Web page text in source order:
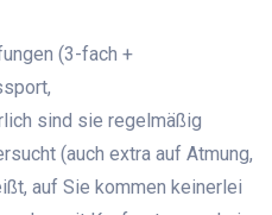
(3-fach +
sind sie regelmäßig
(auch extra auf Atmung,
auf Sie kommen keinerlei